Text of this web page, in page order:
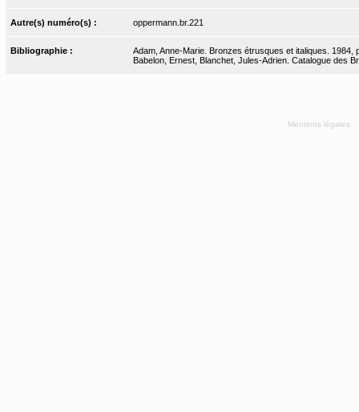
Autre(s) numéro(s) : oppermann.br.221
Bibliographie :
Adam, Anne-Marie. Bronzes étrusques et italiques. 1984,
Babelon, Ernest, Blanchet, Jules-Adrien. Catalogue des
Mentions légales